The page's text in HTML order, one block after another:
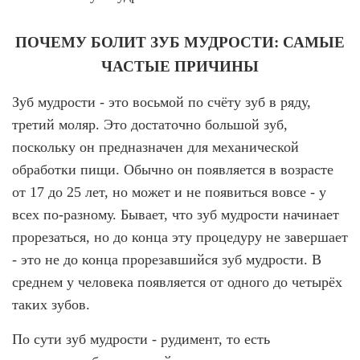
Ортодонтия
ЛЕЧЕНИЕ ДЕСЕН, ПАРАДОНТИТА
ЛЕЧЕНИЕ ЗУБОВ ПОД НАРКОЗОМ
ИМПЛАНТАЦИЯ ЗУБОВ
Одномоментная имплантация
Синус-лифтинг и костная пластика
Наращивание кости для имплантации
Имплантация верхней челюсти
Имплантационные системы Anthogyr
ПОЧЕМУ БОЛИТ ЗУБ МУДРОСТИ: САМЫЕ
ЧАСТЫЕ ПРИЧИНЫ
Зуб мудрости - это восьмой по счёту зуб в ряду,
третий моляр. Это достаточно большой зуб,
поскольку он предназначен для механической
обработки пищи. Обычно он появляется в возрасте
от 17 до 25 лет, но может и не появиться вовсе - у
всех по-разному. Бывает, что зуб мудрости начинает
прорезаться, но до конца эту процедуру не завершает
- это не до конца прорезавшийся зуб мудрости. В
среднем у человека появляется от одного до четырёх
таких зубов.
По сути зуб мудрости - рудимент, то есть